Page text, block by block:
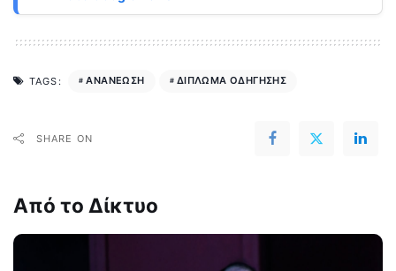
TAGS: ΑΝΑΝΕΩΣΗ ΔΙΠΛΩΜΑ ΟΔΗΓΗΣΗΣ
SHARE ON
Από το Δίκτυο